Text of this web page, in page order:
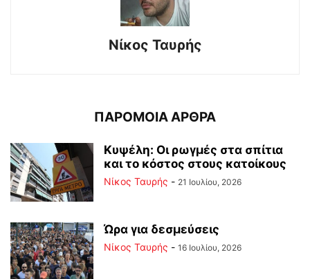
Νίκος Ταυρής
ΠΑΡΟΜΟΙΑ ΑΡΘΡΑ
Κυψέλη: Οι ρωγμές στα σπίτια
και το κόστος στους κατοίκους
Νίκος Ταυρής - 21 Ιουλίου, 2026
Ώρα για δεσμεύσεις
Νίκος Ταυρής - 16 Ιουλίου, 2026